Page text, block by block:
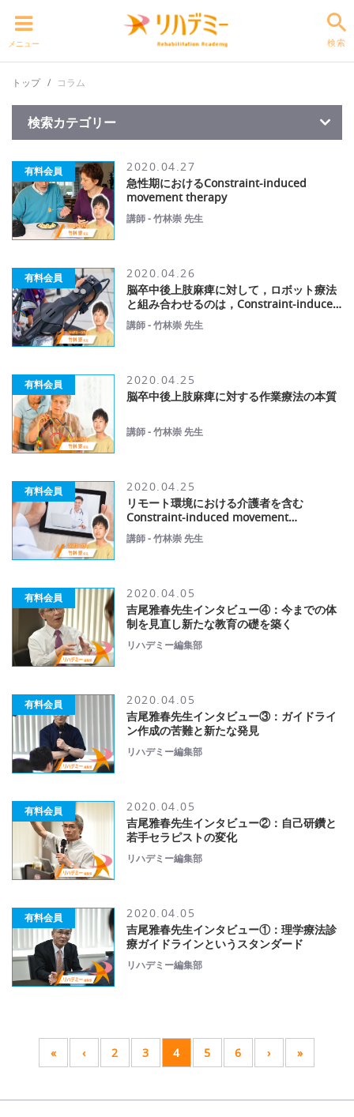
メニュー 検索
トップ コラム
検索カテゴリー
有料会員
2020.04.27
急性期におけるConstraint-induced
movement therapy
講師 - 竹林崇 先生
有料会員
2020.04.26
脳卒中後上肢麻痺に対して，ロボット療法
と組み合わせるのは，Constraint-induced
movement therapy（CI療法），両手動作
練習のどちらが良いか？
講師 - 竹林崇 先生
有料会員
2020.04.25
脳卒中後上肢麻痺に対する作業療法の本質
講師 - 竹林崇 先生
有料会員
2020.04.25
リモート環境における介護者を含む
Constraint-induced movement
therapy（CARE-CITE）の現状
講師 - 竹林崇 先生
有料会員
2020.04.05
吉尾雅春先生インタビュー④：今までの体
制を見直し新たな教育の礎を築く
リハデミー編集部
有料会員
2020.04.05
吉尾雅春先生インタビュー③：ガイドライ
ン作成の苦難と新たな発見
リハデミー編集部
有料会員
2020.04.05
吉尾雅春先生インタビュー②：自己研鑽と
若手セラピストの変化
リハデミー編集部
有料会員
2020.04.05
吉尾雅春先生インタビュー①：理学療法診
療ガイドラインというスタンダード
リハデミー編集部
« ‹ 2 3 4 5 6 › »